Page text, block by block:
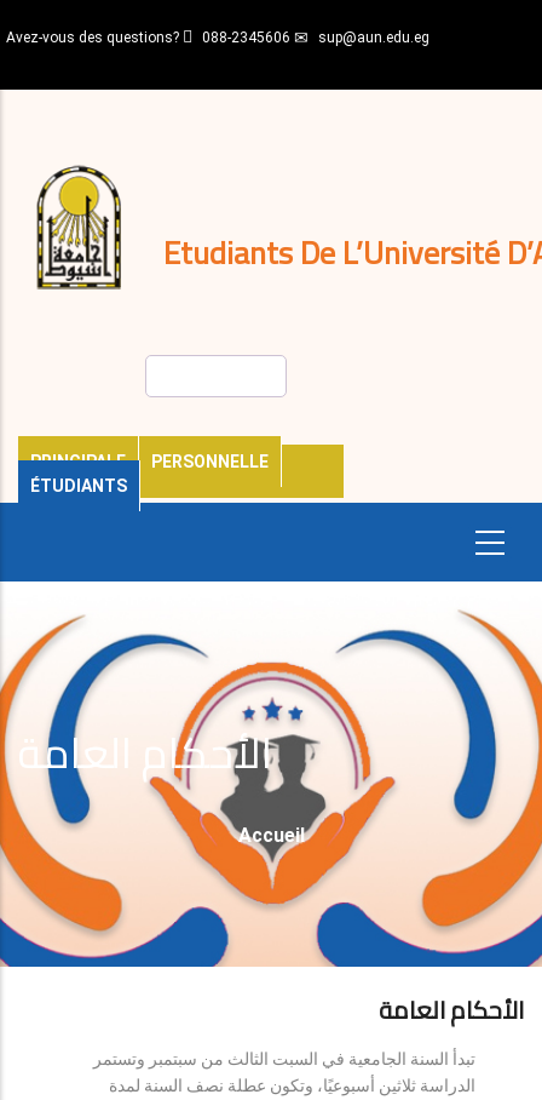
au
principal
Avez-vous des questions? 088-2345606 sup@aun.edu.eg
Etudiants De L’Université
PRINCIPALE
PERSONNELLE
ÉTUDIANTS
décisions
Expatriés
Journal
الأحكام العامة
Fil
D'Ariane
Accueil
الأحكام العامة
تبدأ السنة الجامعية في السبت الثالث من سبتمبر وتستمر
الدراسة ثلاثين أسبوعيًا، وتكون عطلة نصف السنة لمدة